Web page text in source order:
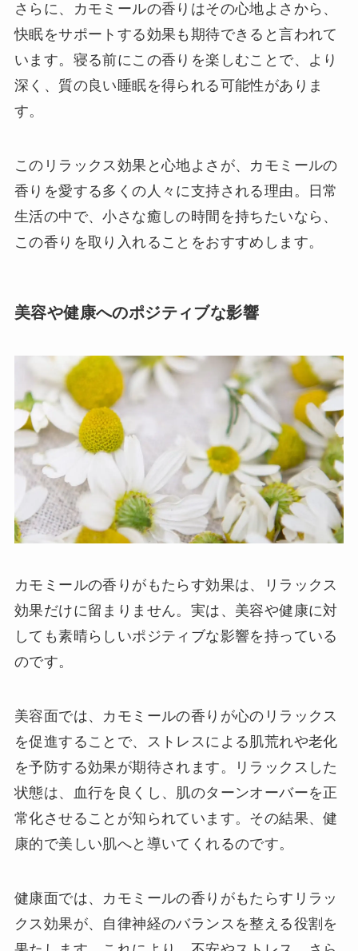
さらに、カモミールの香りはその心地よさから、
快眠をサポートする効果も期待できると言われて
います。寝る前にこの香りを楽しむことで、より
深く、質の良い睡眠を得られる可能性がありま
す。
このリラックス効果と心地よさが、カモミールの
香りを愛する多くの人々に支持される理由。日常
生活の中で、小さな癒しの時間を持ちたいなら、
この香りを取り入れることをおすすめします。
美容や健康へのポジティブな影響
カモミールの香りがもたらす効果は、リラックス
効果だけに留まりません。実は、美容や健康に対
しても素晴らしいポジティブな影響を持っている
のです。
美容面では、カモミールの香りが心のリラックス
を促進することで、ストレスによる肌荒れや老化
を予防する効果が期待されます。リラックスした
状態は、血行を良くし、肌のターンオーバーを正
常化させることが知られています。その結果、健
康的で美しい肌へと導いてくれるのです。
健康面では、カモミールの香りがもたらすリラッ
クス効果が、自律神経のバランスを整える役割を